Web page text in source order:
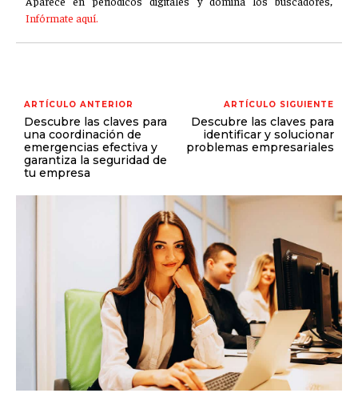
Infórmate aquí.
ARTÍCULO ANTERIOR
Descubre las claves para
una coordinación de
emergencias efectiva y
garantiza la seguridad de
tu empresa
ARTÍCULO SIGUIENTE
Descubre las claves para
identificar y solucionar
problemas empresariales